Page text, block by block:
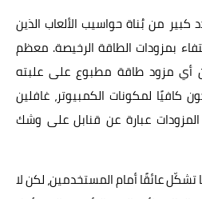
كبير من بُناة حواسيب الألعاب الذين
بمزودات الطاقة الرخيصة. معظم
أي مزود طاقة مطبوع على علبته
كافيًا لمكونات الكمبيوتر، غافلين
عبارة عن قنابل على وشك
تشكّل عائقًا أمام المستخدمين، لكن لا